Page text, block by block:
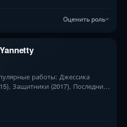
Оценить роль
работы: Джессика
Защитники (2017), Последний